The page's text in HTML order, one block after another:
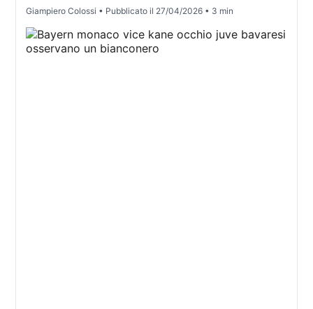
Giampiero Colossi • Pubblicato il 27/04/2026 • 3 min